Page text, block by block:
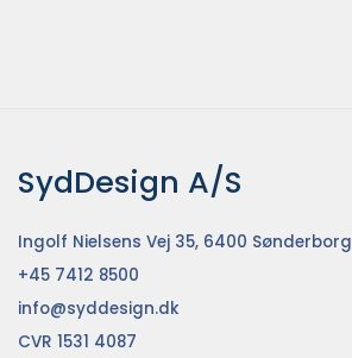
SydDesign A/S
Ingolf Nielsens Vej 35, 6400 Sønderborg
+45 7412 8500
info@syddesign.dk
CVR 1531 4087